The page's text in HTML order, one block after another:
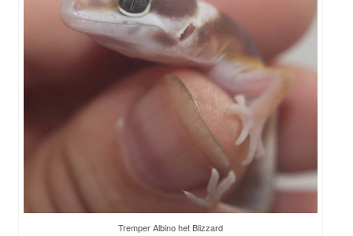
Tremper Albino het Blizzard